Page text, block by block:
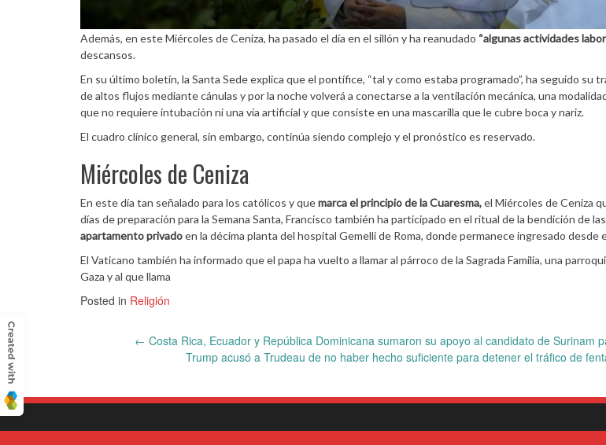
Además, en este Miércoles de Ceniza, ha pasado el día en el sillón y ha reanudado “algunas actividades
descansos.
En su último boletín, la Santa Sede explica que el pontífice, “tal y como estaba programado”, ha seguido su
de altos flujos mediante cánulas y por la noche volverá a conectarse a la ventilación mecánica, una
que no requiere intubación ni una vía artificial y que consiste en una mascarilla que le cubre boca y nariz.
El cuadro clínico general, sin embargo, continúa siendo complejo y el pronóstico es reservado.
Miércoles de Ceniza
En este día tan señalado para los católicos y quemarca el principio de la Cuaresma,el Miércoles de Ceniza
días de preparación para la Semana Santa, Francisco también ha participado en el ritual de la bendición de
apartamento privadoen la décima planta del hospital Gemelli de Roma, donde permanece ingresado desde
El Vaticano también ha informado que el papa ha vuelto a llamar al párroco de la Sagrada Familia, una
Gaza y al que llama
Posted in Religión
← Costa Rica, Ecuador y República Dominicana sumaron su apoyo al candidato de Surinam
Trump acusó a Trudeau de no haber hecho suficiente para detener el tráfico de